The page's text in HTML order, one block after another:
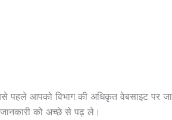
पहले आपको विभाग की अधिकृत वेबसाइट पर
को अच्छे से पढ़ ले।